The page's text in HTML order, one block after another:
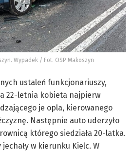
Wypadek / Fot. OSP Makoszyn
ustaleń funkcjonariuszy,
22-letnia kobieta najpierw
je opla, kierowanego
Następnie auto uderzyło
którego siedziała 20-latka.
w kierunku Kielc. W